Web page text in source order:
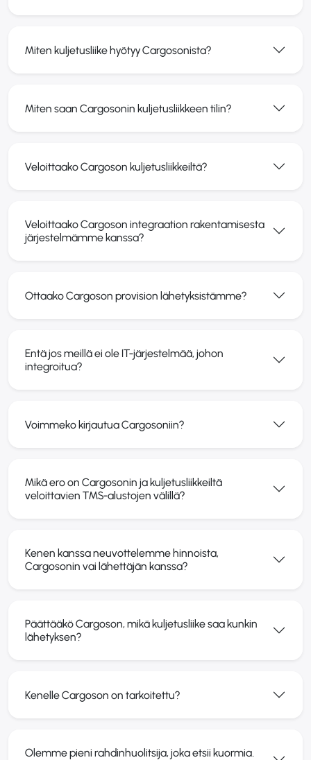
Miten kuljetusliike hyötyy Cargosonista?
Miten saan Cargosoni­n kuljetusliikkeen tilin?
Veloittaako Cargoson kuljetusliikkeiltä?
Veloittaako Cargoson integraation rakentamisesta
järjestelmämme kanssa?
Ottaako Cargoson provision lähetyksistämme?
Entä jos meillä ei ole IT-järjestelmää, johon
integroitua?
Voimmeko kirjautua Cargosoniin?
Mikä ero on Cargosonin ja kuljetusliikkeiltä
veloittavien TMS-alustojen välillä?
Kenen kanssa neuvottelemme hinnoista,
Cargosoni­n vai lähettäjän kanssa?
Päättääkö Cargoson, mikä kuljetusliike saa kunkin
lähetyksen?
Kenelle Cargoson on tarkoitettu?
Olemme pieni rahdinhuolitsija, joka etsii kuormia.